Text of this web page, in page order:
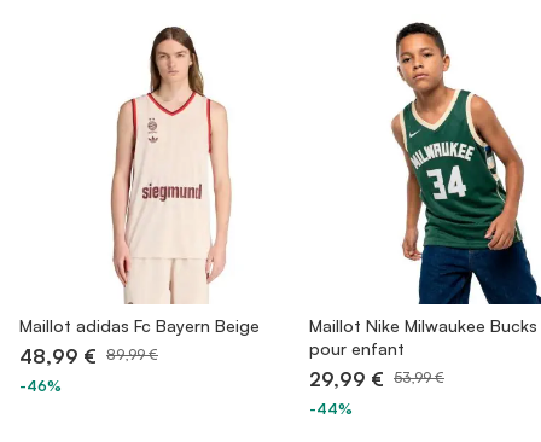
Maillot adidas Fc Bayern Beige
48,99 € 89,99 €
-46%
Maillot Nike Milwaukee
pour enfant
29,99 € 53,99 €
-44%